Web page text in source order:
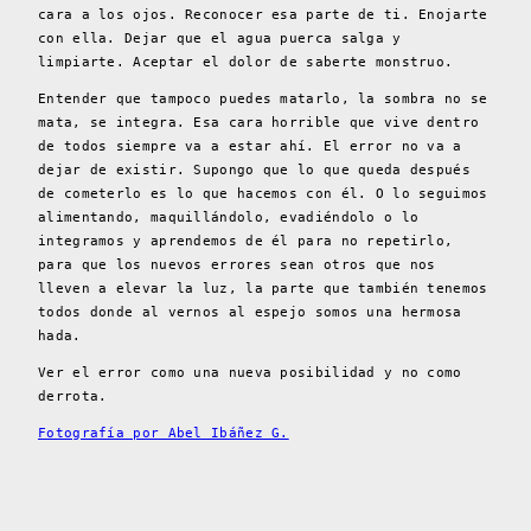
cara a los ojos. Reconocer esa parte de ti. Enojarte
con ella. Dejar que el agua puerca salga y
limpiarte. Aceptar el dolor de saberte monstruo.
Entender que tampoco puedes matarlo, la sombra no se
mata, se integra. Esa cara horrible que vive dentro
de todos siempre va a estar ahí. El error no va a
dejar de existir. Supongo que lo que queda después
de cometerlo es lo que hacemos con él. O lo seguimos
alimentando, maquillándolo, evadiéndolo o lo
integramos y aprendemos de él para no repetirlo,
para que los nuevos errores sean otros que nos
lleven a elevar la luz, la parte que también tenemos
todos donde al vernos al espejo somos una hermosa
hada.
Ver el error como una nueva posibilidad y no como
derrota.
Fotografía por Abel Ibáñez G.